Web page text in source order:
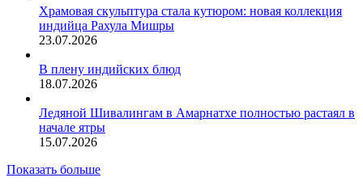
Храмовая скульптура стала кутюром: новая коллекция
индийца Рахула Мишры
23.07.2026
В плену индийских блюд
18.07.2026
Ледяной Шивалингам в Амарнатхе полностью растаял в
начале ятры
15.07.2026
Показать больше